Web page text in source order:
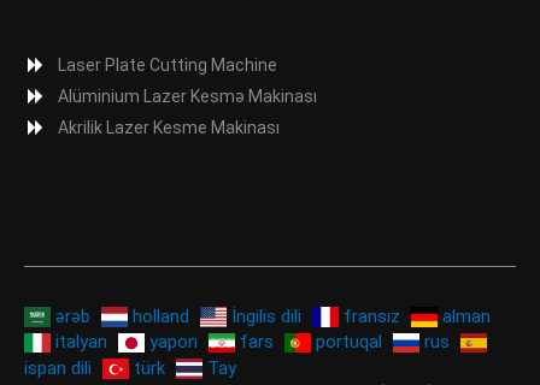
Laser Plate Cutting Machine
Alüminium Lazer Kesmə Makinası
Akrilik Lazer Kesme Makinası
ərəb holland İngilis dili fransız
alman
italyan
yapon fars portuqal
rus
ispan dili
türk Tay